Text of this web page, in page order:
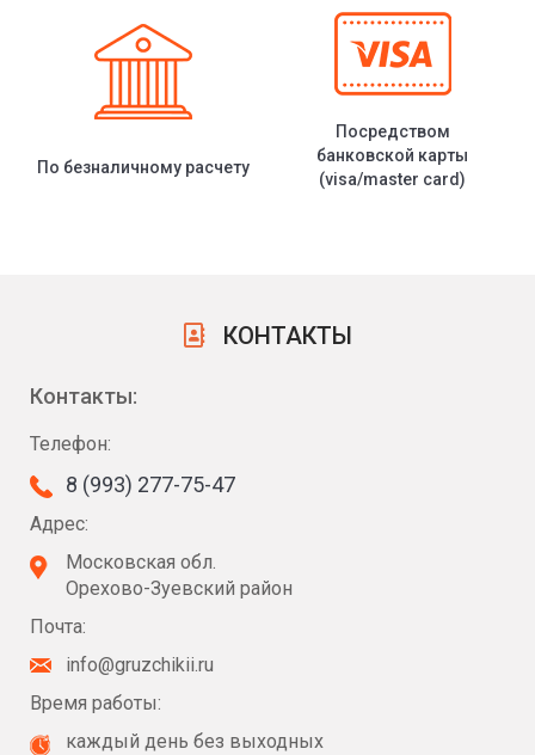
По безналичному расчету
Посредством
банковской карты
(visa/master card)
КОНТАКТЫ
Контакты:
Телефон:
8 (993) 277-75-47
Адрес:
Московская обл.
Орехово-Зуевский район
Почта:
info@gruzchikii.ru
Время работы:
каждый день без выходных